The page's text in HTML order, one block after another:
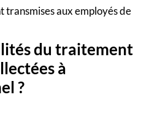
transmises aux employés de
du traitement
à
?